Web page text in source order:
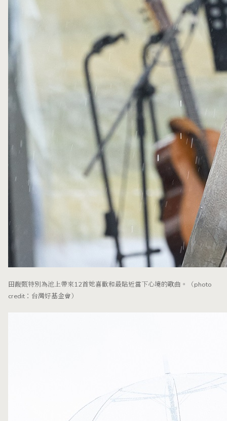
田馥甄特別為池上帶來12首她喜歡和最貼近當下心境的歌曲。（photo
credit：台灣好基金會）